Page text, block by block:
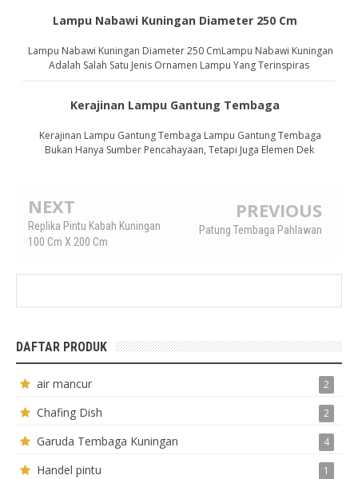
Lampu Nabawi Kuningan Diameter 250 Cm
Lampu Nabawi Kuningan Diameter 250 CmLampu Nabawi Kuningan
Adalah Salah Satu Jenis Ornamen Lampu Yang Terinspiras
Kerajinan Lampu Gantung Tembaga
Kerajinan Lampu Gantung Tembaga Lampu Gantung Tembaga
Bukan Hanya Sumber Pencahayaan, Tetapi Juga Elemen Dek
NEXT
Replika Pintu Kabah Kuningan
100 Cm X 200 Cm
PREVIOUS
Patung Tembaga Pahlawan
DAFTAR PRODUK
air mancur 2
Chafing Dish 2
Garuda Tembaga Kuningan 4
Handel pintu 1